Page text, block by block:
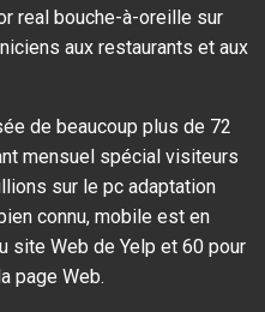
real bouche-à-oreille sur
aux restaurants et aux
de beaucoup plus de 72
mensuel spécial visiteurs
sur le pc adaptation
connu, mobile est en
site Web de Yelp et 60 pour
page Web.